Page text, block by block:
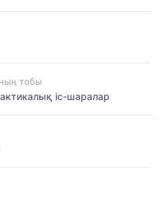
тобы
іс-шаралар